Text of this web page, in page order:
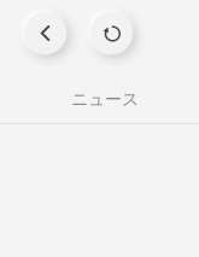
ニュース